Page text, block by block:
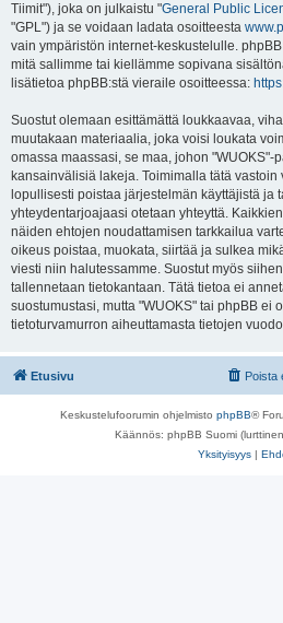
Tiimit"), joka on julkaistu "General Public
"GPL") ja se voidaan ladata osoitteesta
vain ympäristön internet-keskustelulle.
mitä sallimme tai kiellämme sopivana
lisätietoa phpBB:stä vieraile osoitteessa:
Suostut olemaan esittämättä loukkaavaa,
muutakaan materiaalia, joka voisi loukata
omassa maassasi, se maa, johon "WUOKS"-
kansainvälisiä lakeja. Toimimalla tätä
lopullisesti poistaa järjestelmän käyttäjistä ja
yhteydentarjoajaasi otetaan yhteyttä.
näiden ehtojen noudattamisen tarkkailua
oikeus poistaa, muokata, siirtää ja sulkea
viesti niin halutessamme. Suostut myös
tallennetaan tietokantaan. Tätä tietoa ei
suostumustasi, mutta "WUOKS" tai phpBB ei
tietoturvamurron aiheuttamasta tietojen
Etusivu Poista
Keskustelufoorumin ohjelmisto phpBB®
Käännös: phpBB Suomi
Yksityisyys |